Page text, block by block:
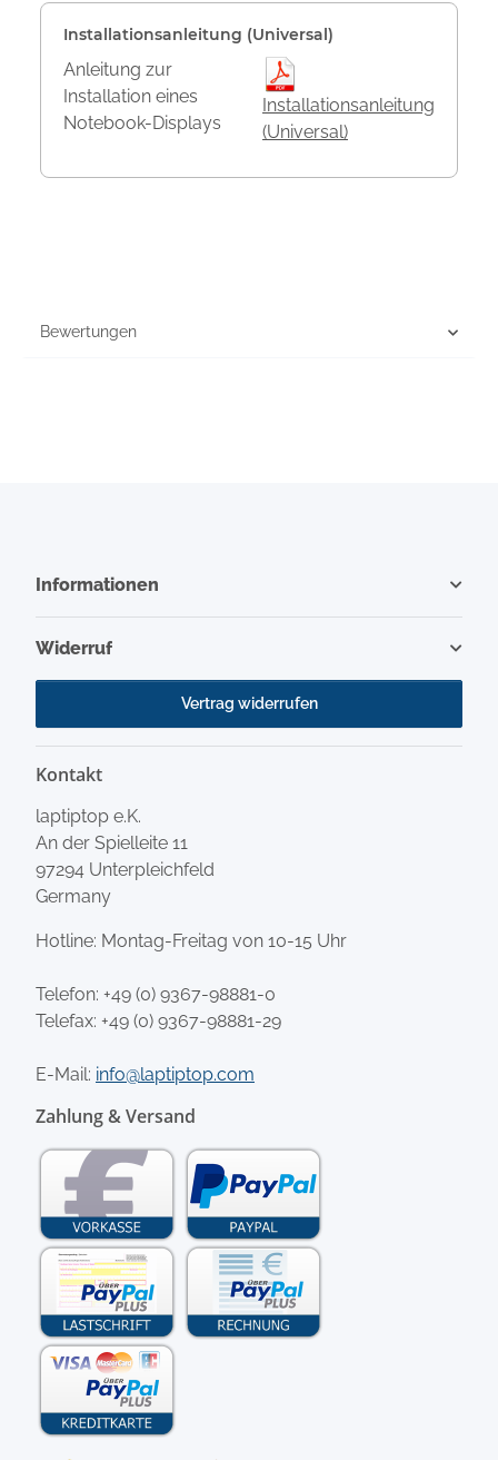
Installationsanleitung (Universal)
Anleitung zur
Installation eines
Notebook-Displays
Installationsanleitung
(Universal)
Bewertungen
Informationen
Widerruf
Vertrag widerrufen
Kontakt
laptiptop e.K.
An der Spielleite 11
97294 Unterpleichfeld
Germany
Hotline: Montag-Freitag von 10-15 Uhr
Telefon: +49 (0) 9367-98881-0
Telefax: +49 (0) 9367-98881-29
E-Mail: info@laptiptop.com
Zahlung & Versand